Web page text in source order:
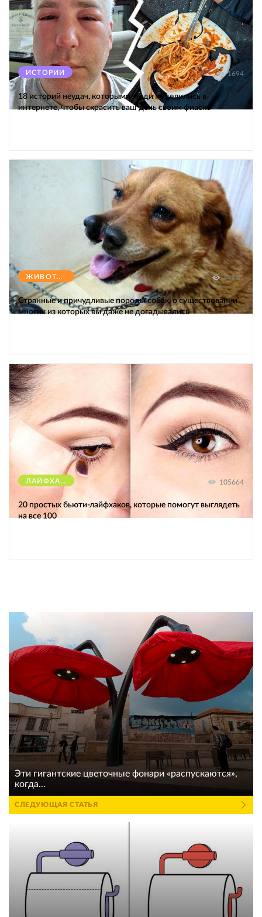
ИСТОРИИ 1694
18 историй неудач, которыми люди поделились в
интернете, чтобы скрасить ваш день своим фиаско
ЖИВОТНЫЕ 47101
Странные и причудливые породы собак, о существовании
многих из которых вы даже не догадывались
ЛАЙФХАКИ 105664
20 простых бьюти-лайфхаков, которые помогут выглядеть
на все 100
Эти гигантские цветочные фонари «распускаются»,
когда...
СЛЕДУЮЩАЯ СТАТЬЯ